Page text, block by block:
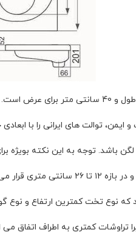
توالت های ایرانی را با
باشد. توجه به این نکته بویژه
می گیرد.
نوع تخت کمترین ارتفاع و نوع
تراوشات کمتری به اطراف اتفاق می